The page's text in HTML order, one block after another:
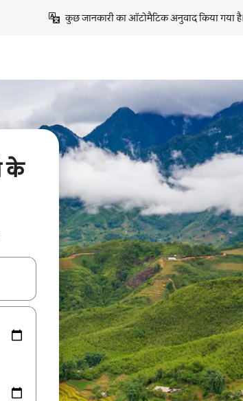
कुछ जानकारी का ऑटोमैटिक अनुवाद किया गया
के
करके नेविगेट करें या टच या फिर स्वाइप जेस्चर का इस्तेमाल